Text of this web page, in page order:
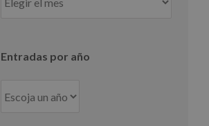
por
Entradas por año